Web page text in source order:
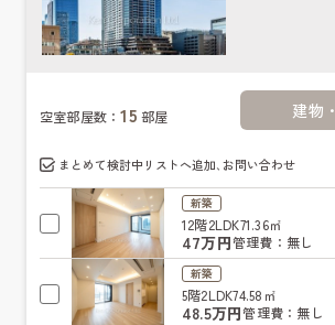
空室部屋数：15 部屋 建物
まとめて検討中リストへ追加､お問い合わせ
新築
12階2LDK71.36㎡
47万円管理費：無し
新築
5階2LDK74.58㎡
48.5万円管理費：無し